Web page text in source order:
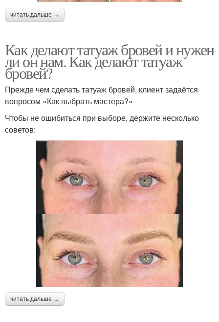
читать дальше →
Как делают татуаж бровей и нужен
ли он нам. Как делают татуаж
бровей?
Прежде чем сделать татуаж бровей, клиент задаётся
вопросом «Как выбрать мастера?»
Чтобы не ошибиться при выборе, держите несколько
советов:
читать дальше →